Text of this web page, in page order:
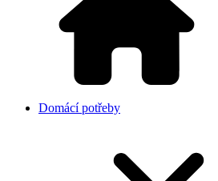
Domácí potřeby